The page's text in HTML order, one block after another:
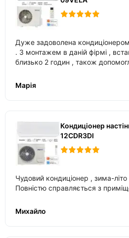
Дуже задоволена
. З монтажем в даній фірмі , встановлення зайняло
близько 2 годин , також допомогли налаштувати
Марія
Кондиціонер
12CDR3DI
Чудовий кондиціонер , зима-
Повністю справляється з
Михайло